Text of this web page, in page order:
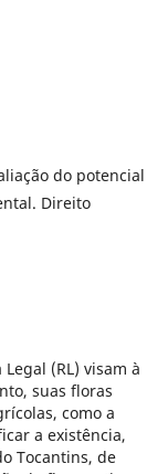
do potencial
Direito
(RL) visam à
suas floras
como a
a existência,
Tocantins, de